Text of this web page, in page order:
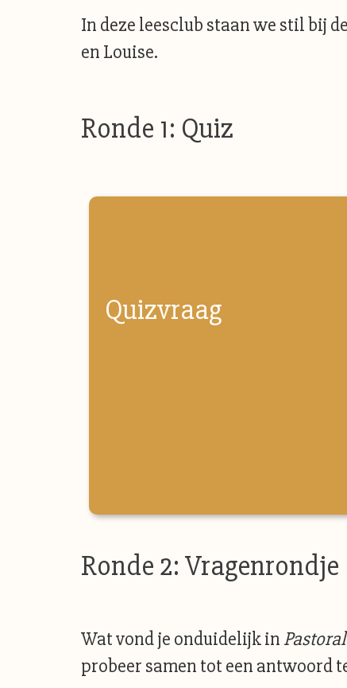
In deze leesclub staan we stil bij
en Louise.
Ronde 1: Quiz
Quizvraag
Ronde 2: Vragenrondje
Wat vond je onduidelijk in
probeer samen tot een antwoord